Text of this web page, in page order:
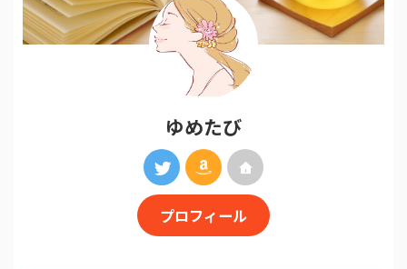
ゆめたび
プロフィール